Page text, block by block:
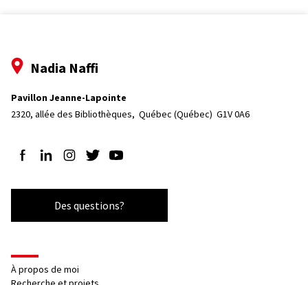
Nadia Naffi
Pavillon Jeanne-Lapointe
2320, allée des Bibliothèques, Québec (Québec)  G1V 0A6
Suivez-nous sur Facebook
Suivez-nous sur LinkedIn
Suivez-nous sur Instagram
Suivez-nous sur Twitter
Suivez-nous sur YouTube
Des questions?
À propos de moi